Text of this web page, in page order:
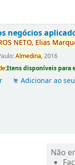
negócios
NETO, Elias
Almedina,2016
:Itens disponíveis para
Adicionar ao
Não